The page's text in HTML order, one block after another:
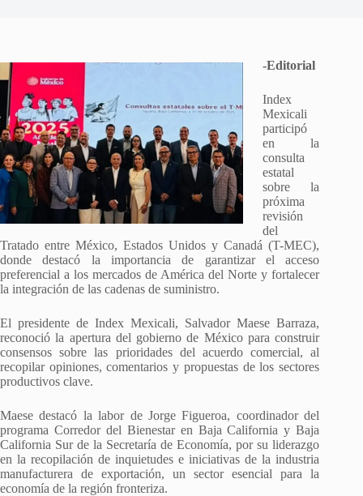
-Editorial
Index
Mexicali
participó
en la
consulta
estatal
sobre la
próxima
revisión
del
Tratado entre México, Estados Unidos y Canadá (T-MEC),
donde destacó la importancia de garantizar el acceso
preferencial a los mercados de América del Norte y fortalecer
la integración de las cadenas de suministro.
El presidente de Index Mexicali, Salvador Maese Barraza,
reconoció la apertura del gobierno de México para construir
consensos sobre las prioridades del acuerdo comercial, al
recopilar opiniones, comentarios y propuestas de los sectores
productivos clave.
Maese destacó la labor de Jorge Figueroa, coordinador del
programa Corredor del Bienestar en Baja California y Baja
California Sur de la Secretaría de Economía, por su liderazgo
en la recopilación de inquietudes e iniciativas de la industria
manufacturera de exportación, un sector esencial para la
economía de la región fronteriza.